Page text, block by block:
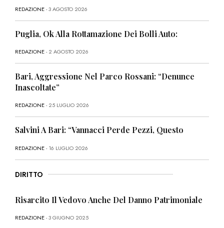
REDAZIONE- 3 AGOSTO 2026
Puglia, Ok Alla Rottamazione Dei Bolli Auto:
REDAZIONE- 2 AGOSTO 2026
Bari, Aggressione Nel Parco Rossani: “Denunce
Inascoltate”
REDAZIONE- 25 LUGLIO 2026
Salvini A Bari: “Vannacci Perde Pezzi, Questo
REDAZIONE- 16 LUGLIO 2026
DIRITTO
Risarcito Il Vedovo Anche Del Danno Patrimoniale
REDAZIONE- 3 GIUGNO 2025